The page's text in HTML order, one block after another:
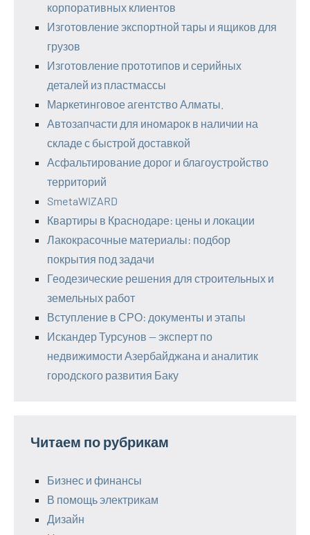
корпоративных клиентов
Изготовление экспортной тары и ящиков для
грузов
Изготовление прототипов и серийных
деталей из пластмассы
Маркетинговое агентство Алматы.
Автозапчасти для иномарок в наличии на
складе с быстрой доставкой
Асфальтирование дорог и благоустройство
территорий
SmetaWIZARD
Квартиры в Краснодаре: цены и локации
Лакокрасочные материалы: подбор
покрытия под задачи
Геодезические решения для строительных и
земельных работ
Вступление в СРО: документы и этапы
Искандер Турсунов — эксперт по
недвижимости Азербайджана и аналитик
городского развития Баку
Читаем по рубрикам
Бизнес и финансы
В помощь электрикам
Дизайн